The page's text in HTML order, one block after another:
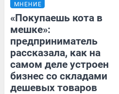
МНЕНИЕ
«Покупаешь кота в
мешке»:
предприниматель
рассказала, как на
самом деле устроен
бизнес со складами
дешевых товаров